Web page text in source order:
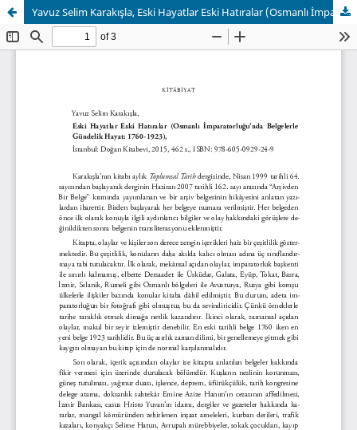
Yavuz Selim Karakışla, Eski Hayatlar Eski Hatıralar (Osmanlı İmparatorluğu’nda Belgelerle Gündelik Hayat: 1760-1923)